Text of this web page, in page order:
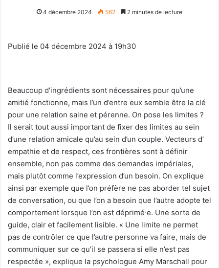
4 décembre 2024 562 2 minutes de lecture
Publié le 04 décembre 2024 à 19h30
Beaucoup d’ingrédients sont nécessaires pour qu’une
amitié fonctionne, mais l’un d’entre eux semble être la clé
pour une relation saine et pérenne. On pose les limites ?
Il serait tout aussi important de fixer des limites au sein
d’une relation amicale qu’au sein d’un couple. Vecteurs d’
empathie et de respect, ces frontières sont à définir
ensemble, non pas comme des demandes impériales,
mais plutôt comme l’expression d’un besoin. On explique
ainsi par exemple que l’on préfère ne pas aborder tel sujet
de conversation, ou que l’on a besoin que l’autre adopte tel
comportement lorsque l’on est déprimé·e. Une sorte de
guide, clair et facilement lisible. « Une limite ne permet
pas de contrôler ce que l’autre personne va faire, mais de
communiquer sur ce qu’il se passera si elle n’est pas
respectée », explique la psychologue Amy Marschall pour